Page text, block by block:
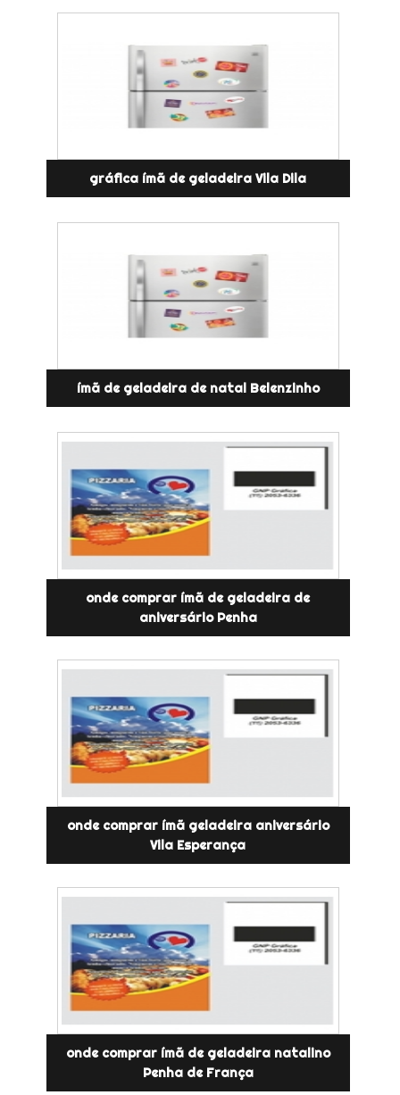
gráfica ímã de geladeira Vila Dila
ímã de geladeira de natal Belenzinho
onde comprar ímã de geladeira de
aniversário Penha
onde comprar ímã geladeira aniversário
Vila Esperança
onde comprar ímã de geladeira natalino
Penha de França